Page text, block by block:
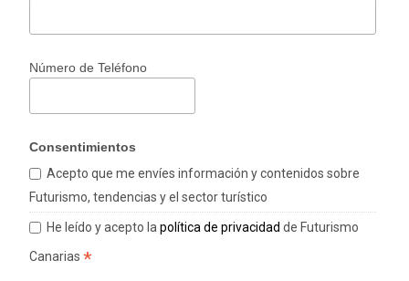
Número de Teléfono
Consentimientos
Acepto que me envíes información y contenidos sobre
Futurismo, tendencias y el sector turístico
He leído y acepto lapolítica de privacidad de Futurismo
Canarias*